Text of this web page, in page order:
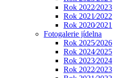
Rok 2022⁄2023
Rok 2021⁄2022
Rok 2020⁄2021
Fotogalerie jídelna
Rok 2025⁄2026
Rok 2024⁄2025
Rok 2023⁄2024
Rok 2022⁄2023